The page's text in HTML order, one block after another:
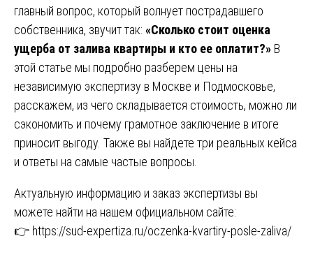
главный вопрос, который волнует пострадавшего
собственника, звучит так: «Сколько стоит оценка
ущерба от залива квартиры и кто ее оплатит?» В
этой статье мы подробно разберем цены на
независимую экспертизу в Москве и Подмосковье,
расскажем, из чего складывается стоимость, можно ли
сэкономить и почему грамотное заключение в итоге
приносит выгоду. Также вы найдете три реальных кейса
и ответы на самые частые вопросы.
Актуальную информацию и заказ экспертизы вы
можете найти на нашем официальном сайте:
👉 https://sud-expertiza.ru/oczenka-kvartiry-posle-zaliva/